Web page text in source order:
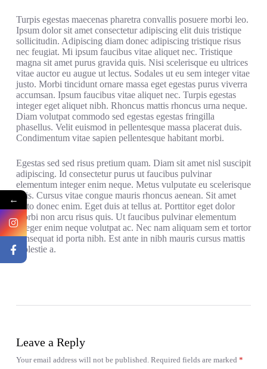
Turpis egestas maecenas pharetra convallis posuere morbi leo.
Ipsum dolor sit amet consectetur adipiscing elit duis tristique
sollicitudin. Adipiscing diam donec adipiscing tristique risus
nec feugiat. Mi ipsum faucibus vitae aliquet nec. Tristique
magna sit amet purus gravida quis. Nisi scelerisque eu ultrices
vitae auctor eu augue ut lectus. Sodales ut eu sem integer vitae
justo. Morbi tincidunt ornare massa eget egestas purus viverra
accumsan. Ipsum faucibus vitae aliquet nec. Turpis egestas
integer eget aliquet nibh. Rhoncus mattis rhoncus urna neque.
Diam volutpat commodo sed egestas egestas fringilla
phasellus. Velit euismod in pellentesque massa placerat duis.
Condimentum vitae sapien pellentesque habitant morbi.
Egestas sed sed risus pretium quam. Diam sit amet nisl suscipit
adipiscing. Id consectetur purus ut faucibus pulvinar
elementum integer enim neque. Metus vulputate eu scelerisque
felis. Cursus vitae congue mauris rhoncus aenean. Sit amet
justo donec enim. Eget duis at tellus at. Porttitor eget dolor
morbi non arcu risus quis. Ut faucibus pulvinar elementum
integer enim neque volutpat ac. Nec nam aliquam sem et tortor
consequat id porta nibh. Est ante in nibh mauris cursus mattis
molestie a.
Leave a Reply
Your email address will not be published. Required fields are marked *
←